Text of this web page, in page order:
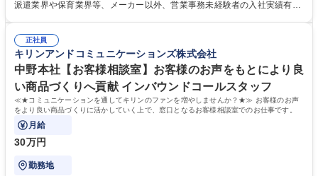
れているため、スムーズに仕事に慣れることができる環境です。また、
募集職種 【大阪・京都・滋賀】営業事務 ※未経験可
派遣業界や保育業界等、メーカー以外、営業事務未経験者の入社実績有
えて、お客様や社員の状況に合わせ、能動的なサポート、改善の動きも期
待され。組織を支えるスペシャリストとして、チームに貢献し、結果的に
社員から頼られる存在になることができます。平均19:30の退勤以降の業
務の持ち帰りも禁止されており、メリハリのある働き方となります。 学
歴・資格 学歴：大学院 大学 高専 短大 語学力： 資格：
正社員
キリンアンドコミュニケーションズ株式会社
中野本社【お客様相談室】お客様のお声をもとにより良
い商品づくりへ貢献 インバウンドコールスタッフ
≪★コミュニケーションを通してキリンのファンを増やしませんか？★≫ お客様のお声
をより良い商品づくりに活かしていく上で、窓口となるお客様相談室でのお仕事です。
月給
30万円
勤務地